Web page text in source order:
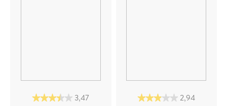
3,47 2,94